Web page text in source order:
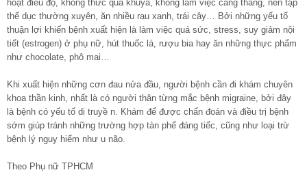
hoạt điều độ, không thức quá khuya, không làm việc căng thẳng, nên tập
thể dục thường xuyên, ăn nhiều rau xanh, trái cây… Bởi những yếu tố
thuận lợi khiến bệnh xuất hiện là làm việc quá sức, stress, suy giảm nội
tiết (estrogen) ở phụ nữ, hút thuốc lá, rượu bia hay ăn những thực phẩm
như chocolate, phô mai…
Khi xuất hiện những cơn đau nửa đầu, người bệnh cần đi khám chuyên
khoa thần kinh, nhất là có người thân từng mắc bệnh migraine, bởi đây
là bệnh có yếu tố di truyề n. Khám để được chẩn đoán và điều trị bệnh
sớm giúp tránh những trường hợp tàn phế đáng tiếc, cũng như loại trừ
bệnh lý nguy hiểm như u não.
Theo Phụ nữ TPHCM